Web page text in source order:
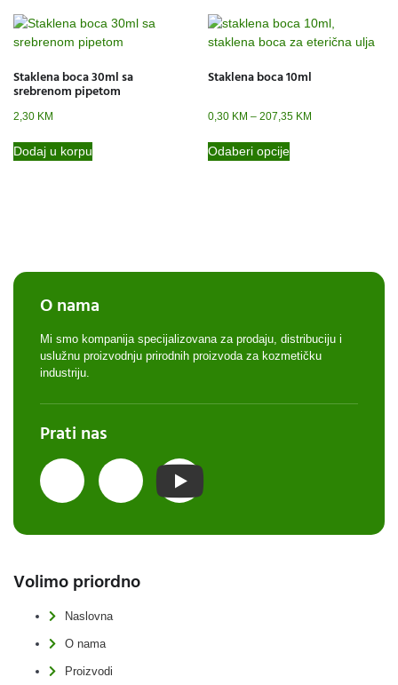
Staklena boca 30ml sa
srebrenom pipetom
2,30 KM
Dodaj u korpu
Staklena boca 10ml
0,30 KM – 207,35 KM
Odaberi opcije
O nama
Mi smo kompanija specijalizovana za prodaju, distribuciju i
uslužnu proizvodnju prirodnih proizvoda za kozmetičku
industriju.
Prati nas
Volimo priordno
Naslovna
O nama
Proizvodi